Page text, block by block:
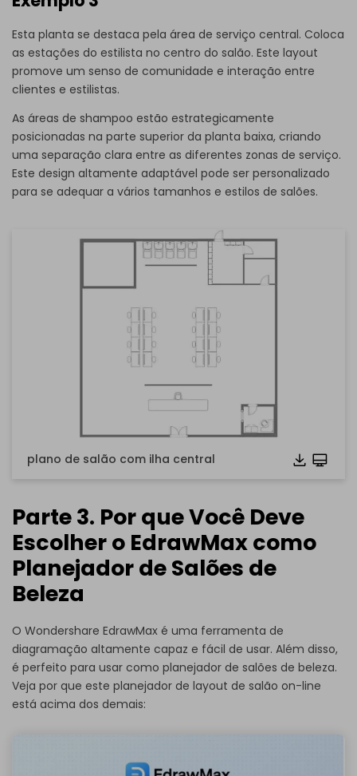
Clique para baixar e usar este modelo.
Embora o arquivoeddxnecessite ser aberto no
EdrawMax,
se você ainda não tem o EdrawMax, você pode baixar o
Você também pode experimentar o
graça
abaixo.
Esta planta se destaca pela área de serviço central. Coloca
as estações do estilista no centro do salão. Este layout
promove um senso de comunidade e interação entre
clientes e estilistas.
As áreas de shampoo estão estrategicamente
posicionadas na parte superior da planta baixa, criando
uma separação clara entre as diferentes zonas de serviço.
Este design altamente adaptável pode ser personalizado
para se adequar a vários tamanhos e estilos de salões.
Clique para baixar e usar este modelo.
se você ainda não tem o EdrawMax, você pode baixar o
plano de salão com ilha central
Parte 3. Por que Você Deve
Escolher o EdrawMax como
Planejador de Salões de
Beleza
O Wondershare EdrawMax é uma ferramenta de
diagramação altamente capaz e fácil de usar. Além disso,
é perfeito para usar como planejador de salões de beleza.
Veja por que este planejador de layout de salão on-line
está acima dos demais: